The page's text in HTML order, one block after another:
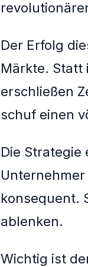
Der Erfolg
Märkte. Statt
erschließen
schuf einen
Die
konsequent.
ablenken.
Wichtig ist